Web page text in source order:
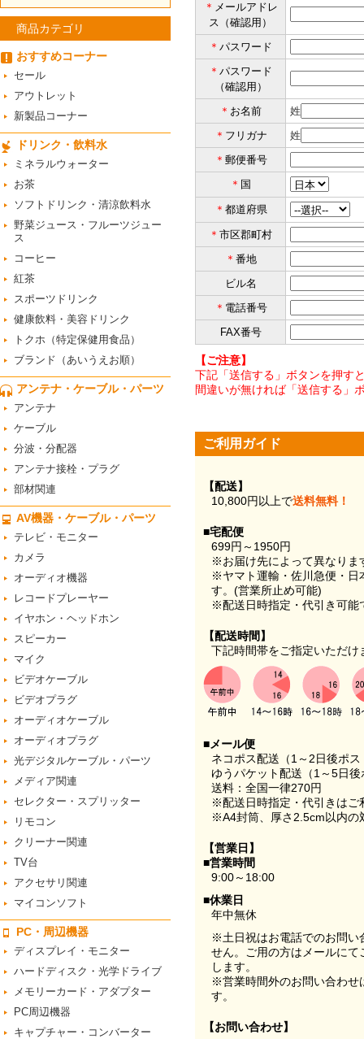
＊ メールアドレ
ス（確認用）
＊ パスワード
＊ パスワード
（確認用）
＊ お名前
姓
＊ フリガナ
姓
＊ 郵便番号
＊ 国
＊ 都道府県
＊ 市区郡町村
＊ 番地
ビル名
＊ 電話番号
FAX番号
【ご注意】
下記「送信する」ボタンを押す
間違いが無ければ「送信する」
ご利用ガイド
【配送】
10,800円以上で送料無料！
■宅配便
699円～1950円
※お届け先によって異なりま
※ヤマト運輸・佐川急便・日
す。(営業所止め可能)
※配送日時指定・代引き可能
【配送時間】
下記時間帯をご指定いただけ
■メール便
ネコポス配送（1～2日後ポ
ゆうパケット配送（1～5日
送料：全国一律270円
※配送日時指定・代引きはご
※A4封筒、厚さ2.5cm以内の
【営業日】
■営業時間
9:00～18:00
■休業日
年中無休
※土日祝はお電話でのお問い
せん。ご用の方はメールに
します。
※営業時間外のお問い合わせ
す。
【お問い合わせ】
商品カテゴリ
おすすめコーナー
セール
アウトレット
新製品コーナー
ドリンク・飲料水
ミネラルウォーター
お茶
ソフトドリンク・清涼飲料水
野菜ジュース・フルーツジュー
ス
コーヒー
紅茶
スポーツドリンク
健康飲料・美容ドリンク
トクホ（特定保健用食品）
ブランド（あいうえお順）
アンテナ・ケーブル・パーツ
アンテナ
ケーブル
分波・分配器
アンテナ接栓・プラグ
部材関連
AV機器・ケーブル・パーツ
テレビ・モニター
カメラ
オーディオ機器
レコードプレーヤー
イヤホン・ヘッドホン
スピーカー
マイク
ビデオケーブル
ビデオプラグ
オーディオケーブル
オーディオプラグ
光デジタルケーブル・パーツ
メディア関連
セレクター・スプリッター
リモコン
クリーナー関連
TV台
アクセサリ関連
マイコンソフト
PC・周辺機器
ディスプレイ・モニター
ハードディスク・光学ドライブ
メモリーカード・アダプター
PC周辺機器
キャプチャー・コンバーター